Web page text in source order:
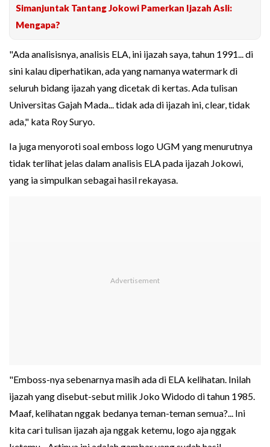
Simanjuntak Tantang Jokowi Pamerkan Ijazah Asli:
Mengapa?
"Ada analisisnya, analisis ELA, ini ijazah saya, tahun 1991... di
sini kalau diperhatikan, ada yang namanya watermark di
seluruh bidang ijazah yang dicetak di kertas. Ada tulisan
Universitas Gajah Mada... tidak ada di ijazah ini, clear, tidak
ada," kata Roy Suryo.
Ia juga menyoroti soal emboss logo UGM yang menurutnya
tidak terlihat jelas dalam analisis ELA pada ijazah Jokowi,
yang ia simpulkan sebagai hasil rekayasa.
"Emboss-nya sebenarnya masih ada di ELA kelihatan. Inilah
ijazah yang disebut-sebut milik Joko Widodo di tahun 1985.
Maaf, kelihatan nggak bedanya teman-teman semua?... Ini
kita cari tulisan ijazah aja nggak ketemu, logo aja nggak